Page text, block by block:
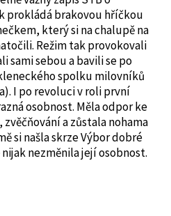
prokládá brakovou hříčkou
který si na chalupě na
Režim tak provokovali
sami sebou a bavili se po
spolku milovníků
I po revoluci v roli první
osobnost. Měla odpor ke
a zůstala nohama
si našla skrze Výbor dobré
nezměnila její osobnost.